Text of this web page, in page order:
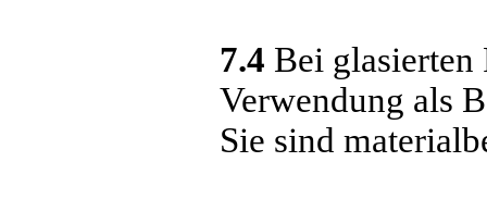
7.4 Bei glasierten
Verwendung als
Sie sind